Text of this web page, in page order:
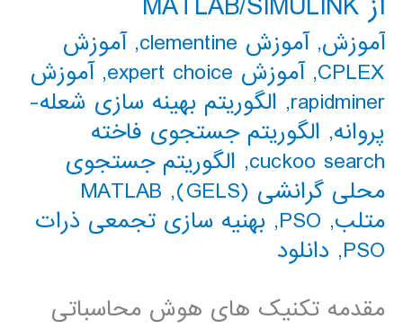
آموزش,آموزش clementine ,آموزش
CPLEX
,آموزش expert choice ,آموزش
rapidminer
, الگوریتم بهینه سازی شعله-
پروانه, الگوریتم جستجوی فاخته
cuckoo search
, الگوریتم جستجوی
محلی گرانشی (GELS)
,
MATLAB
متلب,
PSO
, بهنیه سازی تجمعی ذرات
PSO
, دانلود
مقدمه تکنیک های هوش محاسباتی